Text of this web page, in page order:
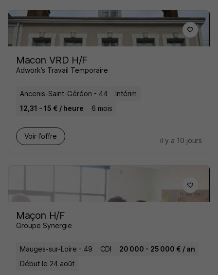
Macon VRD H/F
Adwork’s Travail Temporaire
Ancenis-Saint-Géréon - 44
Intérim
12,31 - 15 € / heure
6 mois
Voir l’offre
il y a 10 jours
Maçon H/F
Groupe Synergie
Mauges-sur-Loire - 49 CDI
20 000 - 25 000 € / an
Début le 24 août